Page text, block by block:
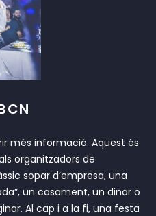
més informació. Aquest és
organitzadors de
sopar d’empresa, una
un casament, un dinar o
Al cap i a la fi, una festa